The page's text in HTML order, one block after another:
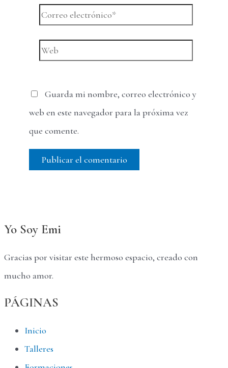
Correo
Web
Guarda mi nombre, correo electrónico y
web en este navegador para la próxima vez
que comente.
Yo Soy Emi
Gracias por visitar este hermoso espacio, creado con
mucho amor.
PÁGINAS
Inicio
Talleres